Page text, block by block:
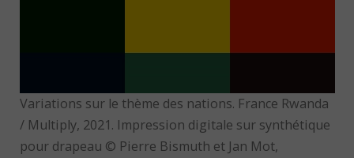
Variations sur le thème des nations. France Rwanda
/ Multiply, 2021. Impression digitale sur synthétique
pour drapeau © Pierre Bismuth et Jan Mot,